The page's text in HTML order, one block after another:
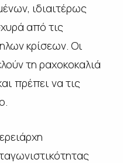
ιδιαιτέρως
από τις
κρίσεων. Οι
τη ραχοκοκαλιά
πρέπει να τις